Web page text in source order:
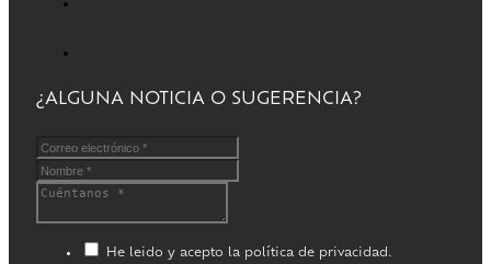
¿ALGUNA NOTICIA O SUGERENCIA?
He leido y acepto la política de privacidad.